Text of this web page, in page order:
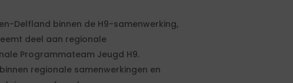
Delfland binnen de H9-samenwerking,
deel aan regionale
Programmateam Jeugd H9.
regionale samenwerkingen en